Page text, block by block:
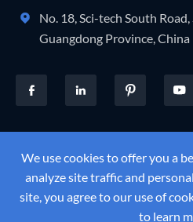

No. 18, Sci-tech South
Guangdong Province, China
   
Rechte
Sitemap
We use cookies to offer you a
analyze site traffic and
site, you agree to our use of
to learn